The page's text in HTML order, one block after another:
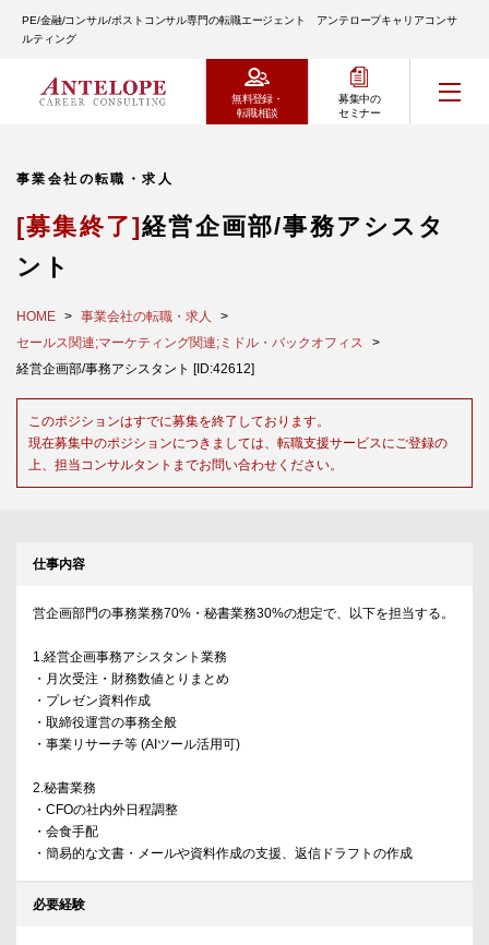
PE/金融/コンサル/ポストコンサル専門の転職エージェント アンテロープキャリアコンサ
ルティング
無料登録・
転職相談
募集中の
セミナー
事業会社の転職・求人
[募集終了]経営企画部/事務アシスタ
ント
HOME
事業会社の転職・求人
セールス関連;マーケティング関連;ミドル・バックオフィス
経営企画部/事務アシスタント [ID:42612]
このポジションはすでに募集を終了しております。
現在募集中のポジションにつきましては、転職支援サービスにご登録の
上、担当コンサルタントまでお問い合わせください。
仕事内容
営企画部門の事務業務70%・秘書業務30%の想定で、以下を担当する。
1.経営企画事務アシスタント業務
・月次受注・財務数値とりまとめ
・プレゼン資料作成
・取締役運営の事務全般
・事業リサーチ等 (AIツール活用可)
2.秘書業務
・CFOの社内外日程調整
・会食手配
・簡易的な文書・メールや資料作成の支援、返信ドラフトの作成
必要経験